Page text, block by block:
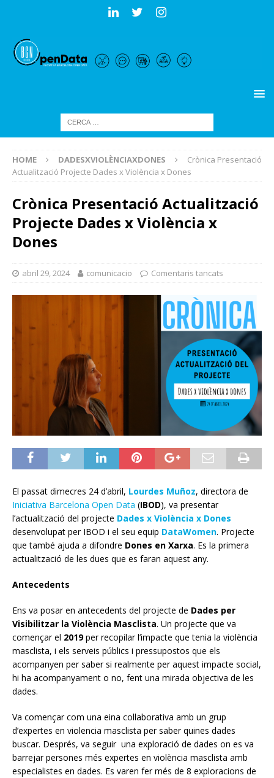
HOME DADESXVIOLÈNCIAXDONES
Crònica Presentació
Actualització Projecte Dades x Violència x Dones
Crònica Presentació Actualització
Projecte Dades x Violència x
Dones
abril 29, 2024 comunicacio Comentaris tancats
El passat dimecres 24 d’abril, Lourdes Muñoz, directora de
Iniciativa Barcelona Open Data (IBOD), va presentar
l’actualització del projecte Dades x Violència x Dones
desenvolupat per IBOD i el seu equip DataWomen. Projecte
que també ajuda a difondre Dones en Xarxa. Es la primera
actualització de les dues que es faran aquest any.
Antecedents
Ens va posar en antecedents del projecte de Dades per
Visibilitzar la Violència Masclista. Un projecte que va
començar el 2019per recopilar l’impacte que tenia la violència
masclista, i els serveis públics i pressupostos que els
acompanyen per saber si realmente per aquest impacte social,
hi ha acompanyament o no, fent una mirada objectiva de les
dades.
Va començar com una eina col·laborativa amb un grup
d’expertes en violencia masclista per saber quines dades
buscar. Després, va seguir una exploració de dades on es va
barrejar persones més expertes en violència masclista amb
especialistes en dades. Es varen fer més de 8 exploracions de